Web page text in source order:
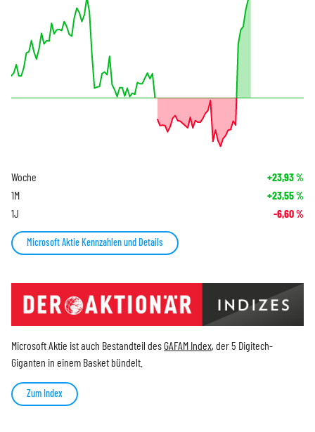
Woche +23,93%
1M +23,55%
1J -6,60%
Microsoft Aktie Kennzahlen und Details
Microsoft Aktie ist auch Bestandteil desGAFAM Index, der 5 Digitech-
Giganten in einem Basket bündelt.
Zum Index